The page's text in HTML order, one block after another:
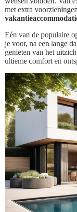
met extra
Eén van de populaire
je voor, na een lange
genieten van het
ultieme comfort en